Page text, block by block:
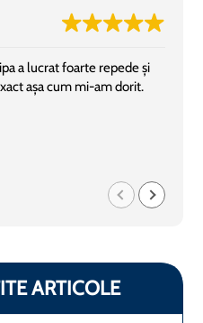
a lucrat foarte repede și
așa cum mi-am dorit.
ARTICOLE